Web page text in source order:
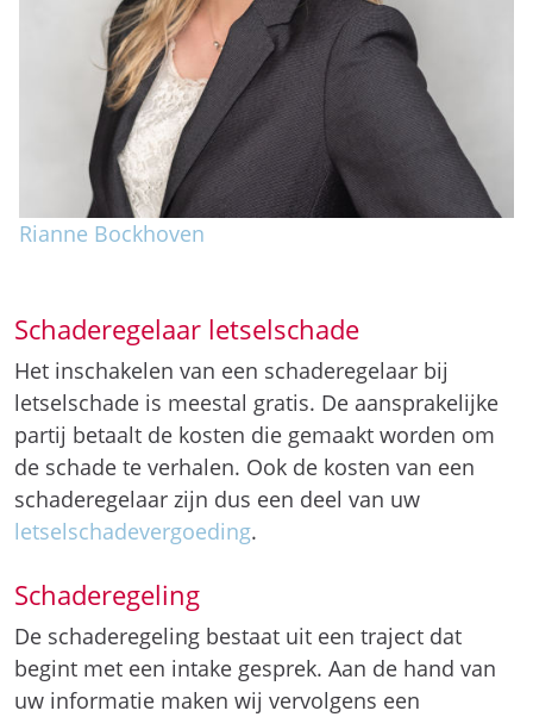
Rianne Bockhoven
Schaderegelaar letselschade
Het inschakelen van een schaderegelaar bij
letselschade is meestal gratis. De aansprakelijke
partij betaalt de kosten die gemaakt worden om
de schade te verhalen. Ook de kosten van een
schaderegelaar zijn dus een deel van uw
letselschadevergoeding.
Schaderegeling
De schaderegeling bestaat uit een traject dat
begint met een intake gesprek. Aan de hand van
uw informatie maken wij vervolgens een